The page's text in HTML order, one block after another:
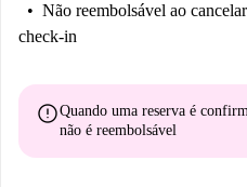
Não reembolsável ao
check-in
errorQuando uma reserva é
não é reembolsável